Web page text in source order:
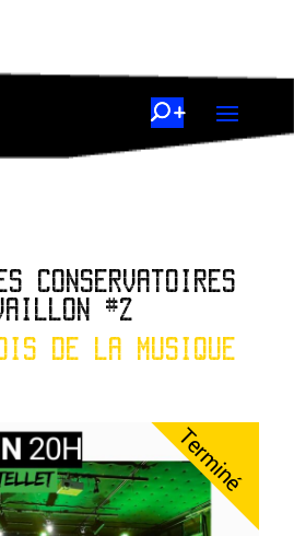
CONSERVATOIRES
#2
DE LA MUSIQUE
Terminé